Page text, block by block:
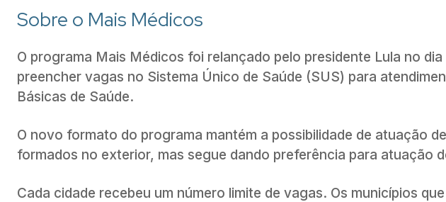
Sobre o Mais Médicos
O programa Mais Médicos foi relançado pelo presidente Lula no
preencher vagas no Sistema Único de Saúde (SUS) para
Básicas de Saúde.
O novo formato do programa mantém a possibilidade de atuação
formados no exterior, mas segue dando preferência para atuação
Cada cidade recebeu um número limite de vagas. Os municípios